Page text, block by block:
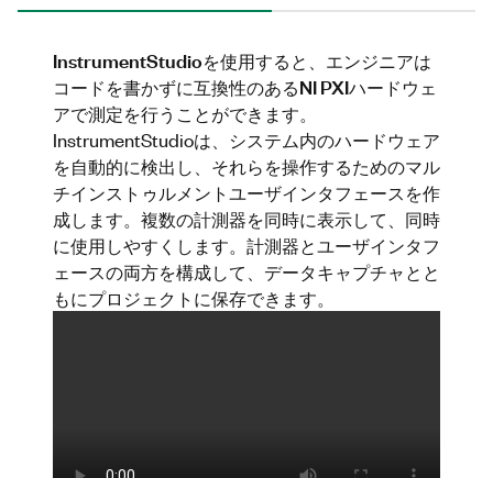
InstrumentStudioを使用すると、エンジニアは
コードを書かずに互換性のあるNI PXIハードウェ
アで測定を行うことができます。
InstrumentStudioは、システム内のハードウェア
を自動的に検出し、それらを操作するためのマル
チインストゥルメントユーザインタフェースを作
成します。複数の計測器を同時に表示して、同時
に使用しやすくします。計測器とユーザインタフ
ェースの両方を構成して、データキャプチャとと
もにプロジェクトに保存できます。